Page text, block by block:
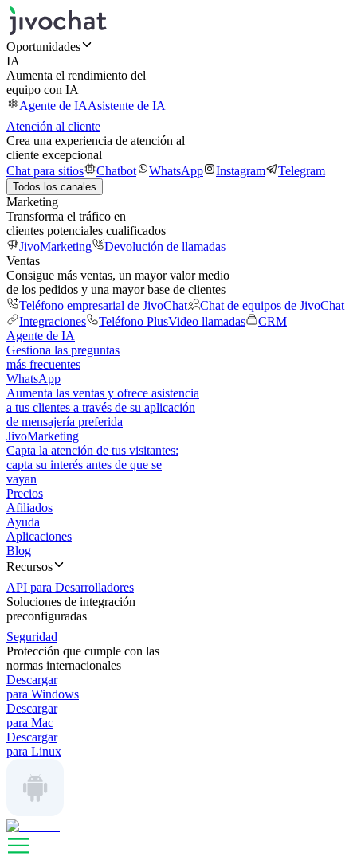
Oportunidades
IA
Aumenta el rendimiento del
equipo con IA
Agente de IAAsistente de IA
Atención al cliente
Crea una experiencia de atención al
cliente excepcional
Chat para sitios
Chatbot WhatsApp Instagram Telegram
Todos los canales
Marketing
Transforma el tráfico en
clientes potenciales cualificados
JivoMarketing
Devolución de llamadas
Ventas
Consigue más ventas, un mayor valor medio
de los pedidos y una mayor base de clientes
Teléfono empresarial de JivoChat
Chat de equipos de JivoChat
Integraciones
Teléfono PlusVideo llamadas
CRM
Agente de IA
Gestiona las preguntas
más frecuentes
WhatsApp
Aumenta las ventas y ofrece asistencia
a tus clientes a través de su aplicación
de mensajería preferida
JivoMarketing
Capta la atención de tus visitantes:
capta su interés antes de que se
vayan
Precios
Afiliados
Ayuda
Aplicaciones
Blog
Recursos
API para Desarrolladores
Soluciones de integración
preconfiguradas
Seguridad
Protección que cumple con las
normas internacionales
Descargar
para Windows
Descargar
para Mac
Descargar
para Linux